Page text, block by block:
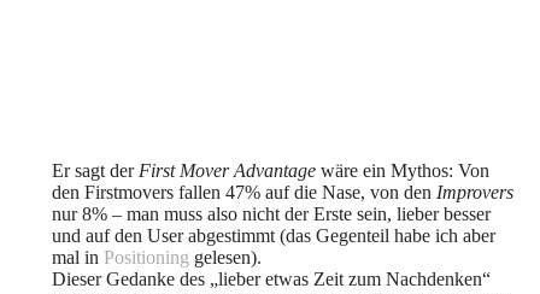
Er sagt der First Mover Advantage wäre ein Mythos: Von
den Firstmovers fallen 47% auf die Nase, von den Improvers
nur 8% – man muss also nicht der Erste sein, lieber besser
und auf den User abgestimmt (das Gegenteil habe ich aber
mal in Positioning gelesen).
Dieser Gedanke des „lieber etwas Zeit zum Nachdenken“